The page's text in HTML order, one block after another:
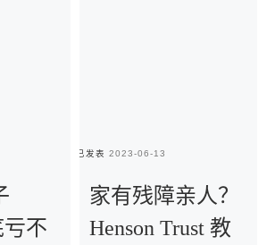
亏不
已发表 2023-06-13
家有残障亲人？
Henson Trust 教